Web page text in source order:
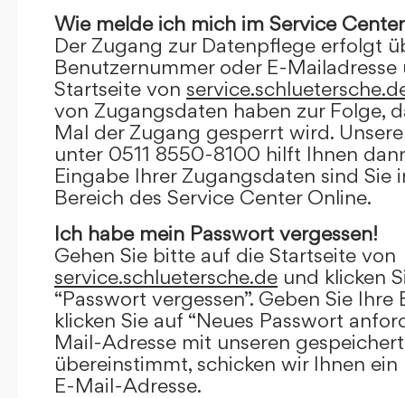
Wie melde ich mich im Service
Der Zugang zur Datenpflege erfolgt
Benutzernummer oder E-
Startseite von
von Zugangsdaten haben zur Folge,
Mal der Zugang gesperrt wird.
unter 0511 8550-8100 hilft Ihnen
Eingabe Ihrer Zugangsdaten sind Sie
Bereich des Service Center Online.
Ich habe mein Passwort vergessen!
Gehen Sie bitte auf die Startseite von
service.schluetersche.de und klicken
“Passwort vergessen”. Geben Sie
klicken Sie auf “Neues Passwort
Mail-Adresse mit unseren
übereinstimmt, schicken wir Ihnen
E-Mail-Adresse.